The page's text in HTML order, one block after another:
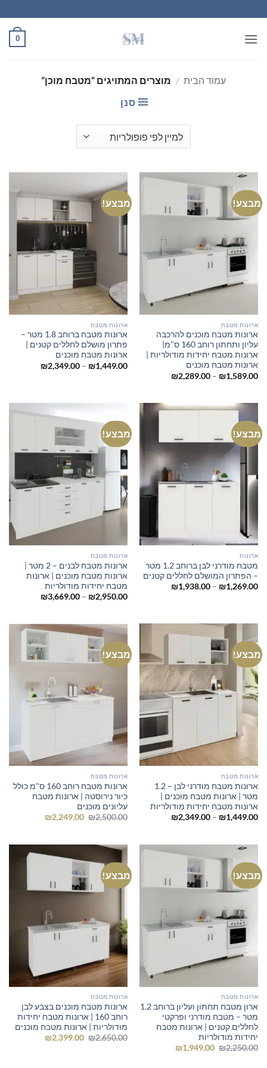
to
content
0
עמוד הבית / מוצרים המתויגים “מטבח מוכן”
סנן
מבצע!
ארונות מטבח
ארונות מטבח מוכנים להרכבה
עליון ותחתון רוחב 160 ס"מ|
ארונות מטבח יחידות מודולריות |
ארונות מטבח מוכנים
₪1,589.00
–
₪2,289.00
טווח
⁦₪2,289.00⁩
מבצע!
ארונות מטבח
ארונות מטבח ברוחב 1.8 מטר –
פתרון מושלם לחללים קטנים |
ארונות מטבח מוכנים
₪1,449.00
–
₪2,349.00
טווח
מבצע!
ארונות
מטבח מודרני לבן ברוחב 1.2 מטר
– הפתרון המושלם לחללים קטנים
₪1,269.00
–
₪1,938.00
טווח
מבצע!
ארונות מטבח
ארונות מטבח לבנים – 2 מטר |
ארונות מטבח מוכנים | ארונות
מטבח יחידות מודולריות
₪2,950.00
–
₪3,669.00
טווח
⁦₪3,669.00⁩
מבצע!
ארונות מטבח
ארונות מטבח מודרני לבן – 1.2
מטר | ארונות מטבח מוכנים |
ארונות מטבח יחידות מודולריות
₪1,449.00
–
₪2,349.00
טווח
⁦₪2,349.00⁩
מבצע!
ארונות מטבח
ארונות מטבח רוחב 160 ס"מ כולל
כיור נירוסטה | ארונות מטבח
עליונים מוכנים
₪2,500.00
המחיר
₪2,249.00
המחיר
מבצע!
ארונות מטבח
ארון מטבח תחתון ועליון ברוחב 1.2
מטר – מטבח מודרני ופרקטי
לחללים קטנים | ארונות מטבח
יחידות מודולריות
₪2,250.00
המחיר
₪1,949.00
המחיר
מבצע!
ארונות מטבח
ארונות מטבח מוכנים בצבע לבן
רוחב 160 | ארונות מטבח יחידות
מודולריות | ארונות מטבח מוכנים
₪2,650.00
המחיר
₪2,399.00
המחיר